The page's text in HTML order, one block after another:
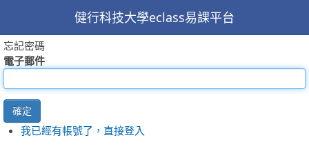
健行科技大學eclass易課平台
忘記密碼
電子郵件
確定
我已經有帳號了，直接登入